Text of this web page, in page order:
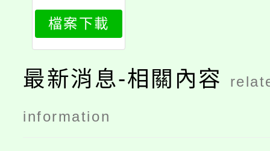
044_112d2
00036601
檔案下載
最新消息-相關內容
information